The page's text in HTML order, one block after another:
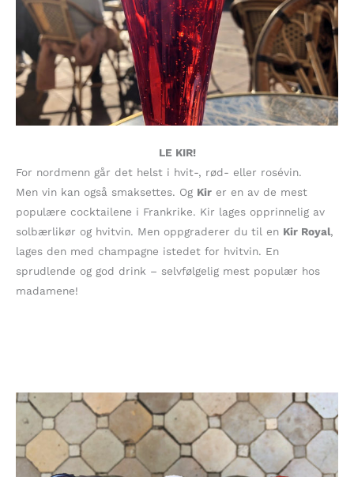
LE KIR!
For nordmenn går det helst i hvit-, rød- eller rosévin.
Men vin kan også smaksettes. Og Kir er en av de mest
populære cocktailene i Frankrike. Kir lages opprinnelig av
solbærlikør og hvitvin. Men oppgraderer du til en Kir Royal,
lages den med champagne istedet for hvitvin. En
sprudlende og god drink – selvfølgelig mest populær hos
madamene!